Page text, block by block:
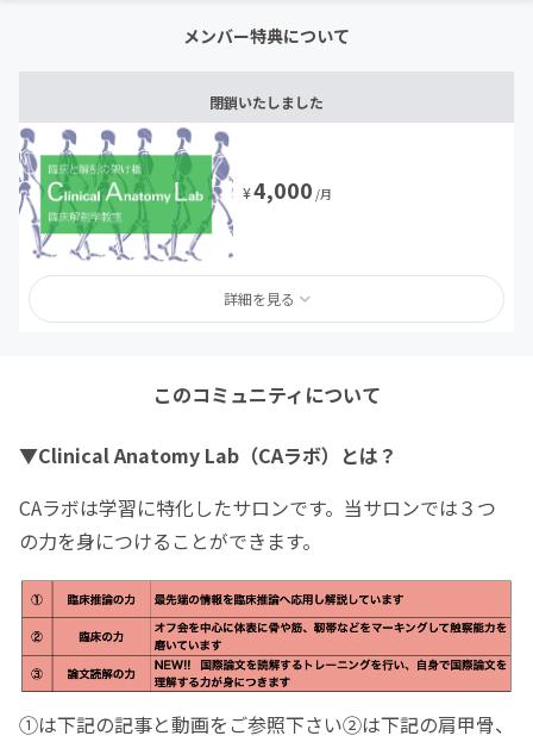
メンバー特典について
閉鎖いたしました
¥4,000 /月
詳細を見る
このコミュニティについて
▼Clinical Anatomy Lab（CAラボ） とは？
CAラボは学習に特化したサロンです。当サロンでは３つ
の力を身につけることができます。
①は下記の記事と動画をご参照下さい②は下記の肩甲骨、